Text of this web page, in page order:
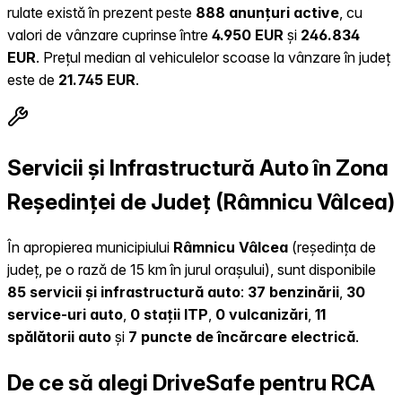
rulate există în prezent peste 888 anunțuri active , cu
valori de vânzare cuprinse între 4.950 EUR și 246.834
EUR. Prețul median al vehiculelor scoase la vânzare în județ
este de 21.745 EUR.
Servicii și Infrastructură Auto în Zona
Reședinței de Județ (Râmnicu Vâlcea)
În apropierea municipiului Râmnicu Vâlcea (reședința de
județ, pe o rază de 15 km în jurul orașului), sunt disponibile
85 servicii și infrastructură auto: 37 benzinării, 30
service-uri auto, 0 stații ITP, 0 vulcanizări, 11
spălătorii auto și 7 puncte de încărcare electrică.
De ce să alegi DriveSafe pentru RCA